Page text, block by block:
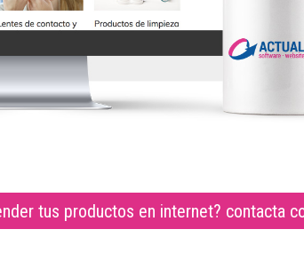
tus productos en internet? contacta